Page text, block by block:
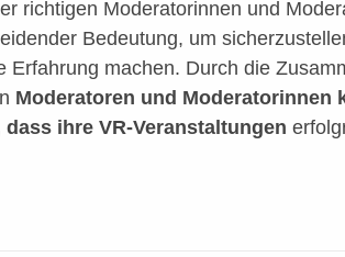
richtigen Moderatorinnen und
Bedeutung, um
Erfahrung machen. Durch die
Moderatoren und Moderatorinnen
ihre VR-Veranstaltungen